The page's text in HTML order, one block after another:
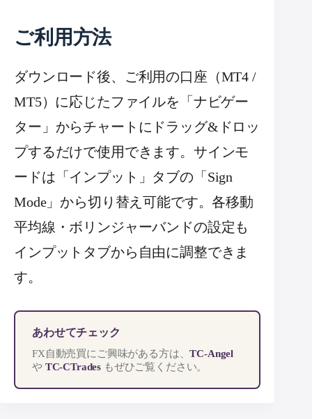
ご利用方法
ダウンロード後、ご利用の口座（MT4 /
MT5）に応じたファイルを「ナビゲー
ター」からチャートにドラッグ&ドロッ
プするだけで使用できます。サインモ
ードは「インプット」タブの「Sign
Mode」から切り替え可能です。各移動
平均線・ボリンジャーバンドの設定も
インプットタブから自由に調整できま
す。
あわせてチェック
FX自動売買にご興味がある方は、TC-Angel
や TC-CTrades もぜひご覧ください。